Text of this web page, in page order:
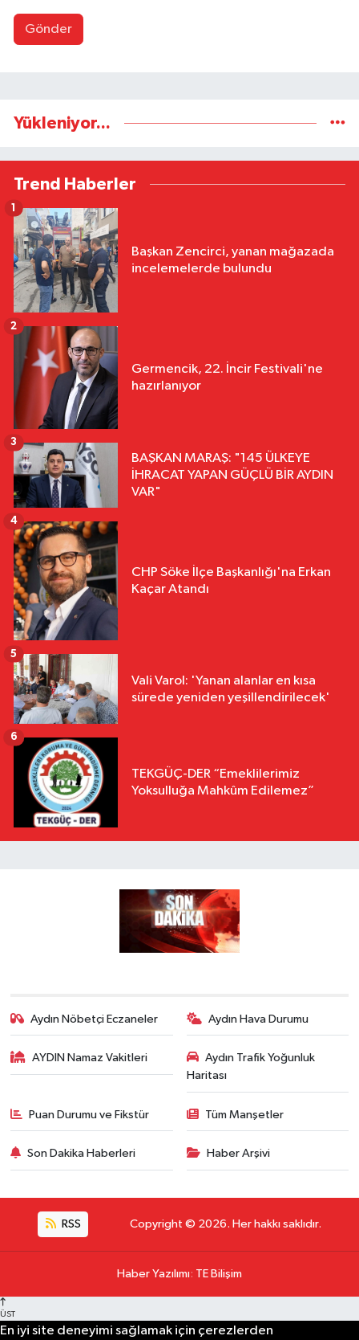
Gönder
Yükleniyor...
Trend Haberler
Başkan Zencirci, yanan mağazada
incelemelerde bulundu
1
Germencik, 22. İncir Festivali'ne
hazırlanıyor
2
BAŞKAN MARAŞ: "145 ÜLKEYE
İHRACAT YAPAN GÜÇLÜ BİR AYDIN
VAR"
3
CHP Söke İlçe Başkanlığı'na Erkan
Kaçar Atandı
4
Vali Varol: 'Yanan alanlar en kısa
sürede yeniden yeşillendirilecek'
5
TEKGÜÇ-DER “Emeklilerimiz
Yoksulluğa Mahkûm Edilemez”
6
Aydın Nöbetçi Eczaneler Aydın Hava Durumu
AYDIN Namaz Vakitleri
Aydın Trafik Yoğunluk
Haritası
Puan Durumu ve Fikstür Tüm Manşetler
Son Dakika Haberleri Haber Arşivi
RSS Copyright © 2026. Her hakkı saklıdır.
Haber Yazılımı: TE Bilişim
ÜST
En iyi site deneyimi sağlamak için çerezlerden